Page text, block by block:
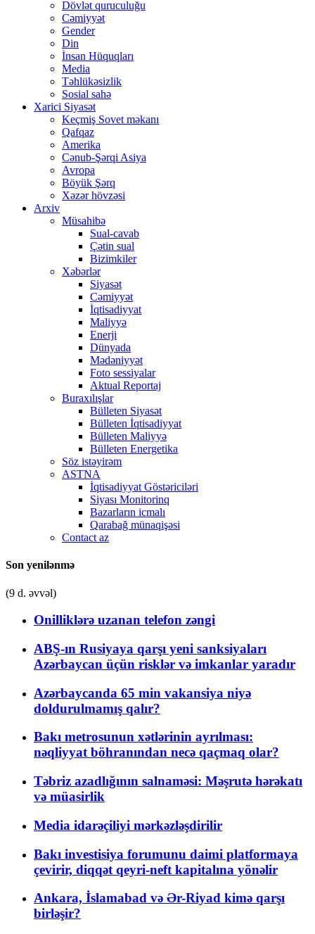
Dövlət quruculuğu
Cəmiyyət
Gender
Din
İnsan Hüquqları
Media
Təhlükəsizlik
Sosial sahə
Xarici Siyasət
Keçmiş Sovet məkanı
Qafqaz
Amerika
Cənub-Şərqi Asiya
Avropa
Böyük Şərq
Xəzər hövzəsi
Arxiv
Müsahibə
Sual-cavab
Çətin sual
Bizimkiler
Xəbərlər
Siyasət
Cəmiyyət
İqtisadiyyat
Maliyyə
Enerji
Dünyada
Mədəniyyət
Foto sessiyalar
Aktual Reportaj
Buraxılışlar
Bülleten Siyasət
Bülleten İqtisadiyyat
Bülleten Maliyyə
Bülleten Energetika
Söz istəyirəm
ASTNA
İqtisadiyyat Göstəriciləri
Siyası Monitorinq
Bazarların icmalı
Qarabağ münaqişəsi
Contact az
Son yenilənmə
(9 d. əvvəl)
Onilliklərə uzanan telefon zəngi
ABŞ-ın Rusiyaya qarşı yeni sanksiyaları
Azərbaycan üçün risklər və imkanlar yaradır
Azərbaycanda 65 min vakansiya niyə
doldurulmamış qalır?
Bakı metrosunun xətlərinin ayrılması:
nəqliyyat böhranından necə qaçmaq olar?
Təbriz azadlığının salnaməsi: Məşrutə hərəkatı
və müasirlik
Media idarəçiliyi mərkəzləşdirilir
Bakı investisiya forumunu daimi platformaya
çevirir, diqqət qeyri-neft kapitalına yönəlir
Ankara, İslamabad və Ər-Riyad kimə qarşı
birləşir?